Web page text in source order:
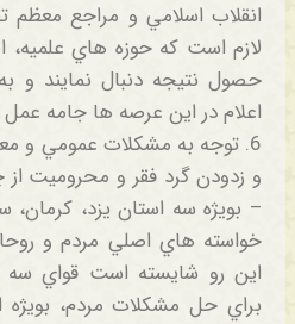
انقلاب اسلامي و مراجع معظم
لازم است كه حوزه هاي علميه،
حصول نتيجه دنبال نمايند و
اعلام در اين عرصه ها جامه عمل
6. توجه به مشكلات عمومي و
و زدودن گرد فقر و محروميت
– بويژه سه استان يزد،
خواسته هاي اصلي مردم و
اين رو شايسته است قواي
براي حل مشكلات مردم،